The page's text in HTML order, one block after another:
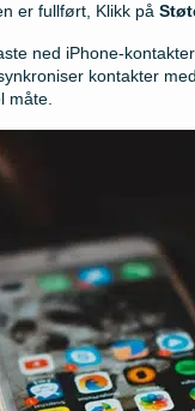
er fullført, Klikk på
ned iPhone-
kontakter
måte.